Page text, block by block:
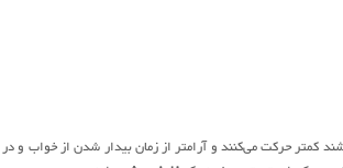
کمتر حرکت می‌کنند و آرامتر از زمان بیدار شدن از